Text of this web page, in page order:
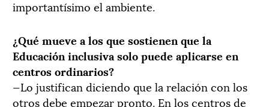
importantísimo el ambiente.
¿Qué mueve a los que sostienen que la
Educación inclusiva solo puede aplicarse en
centros ordinarios?
—Lo justifican diciendo que la relación con los
otros debe empezar pronto. En los centros de